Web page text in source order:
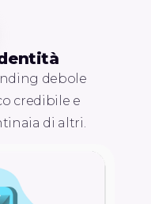
debole
credibile e
di altri.